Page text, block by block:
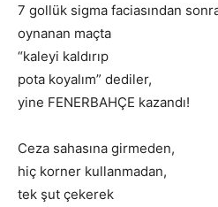
7 gollük sigma faciasından
oynanan maçta
“kaleyi kaldırıp
pota koyalım” dediler,
yine FENERBAHÇE kazandı!
Ceza sahasına girmeden,
hiç korner kullanmadan,
tek şut çekerek